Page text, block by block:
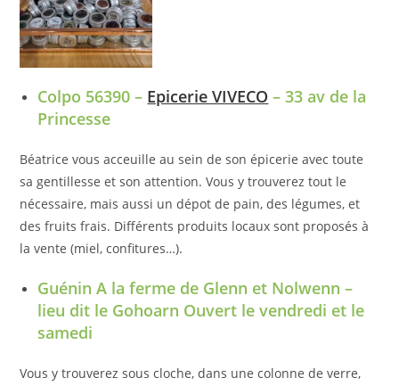
Colpo 56390 – Epicerie VIVECO – 33 av de la
Princesse
Béatrice vous acceuille au sein de son épicerie avec toute
sa gentillesse et son attention. Vous y trouverez tout le
nécessaire, mais aussi un dépot de pain, des légumes, et
des fruits frais. Différents produits locaux sont proposés à
la vente (miel, confitures…).
Guénin A la ferme de Glenn et Nolwenn –
lieu dit le Gohoarn Ouvert le vendredi et le
samedi
Vous y trouverez sous cloche, dans une colonne de verre,